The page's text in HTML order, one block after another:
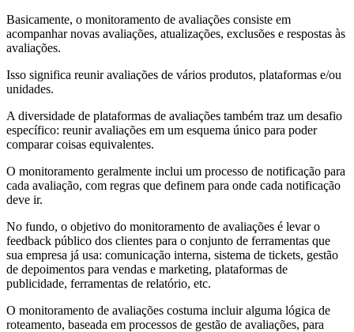
Basicamente, o monitoramento de avaliações consiste em
acompanhar novas avaliações, atualizações, exclusões e respostas às
avaliações.
Isso significa reunir avaliações de vários produtos, plataformas e/ou
unidades.
A diversidade de plataformas de avaliações também traz um desafio
específico: reunir avaliações em um esquema único para poder
comparar coisas equivalentes.
O monitoramento geralmente inclui um processo de notificação para
cada avaliação, com regras que definem para onde cada notificação
deve ir.
No fundo, o objetivo do monitoramento de avaliações é levar o
feedback público dos clientes para o conjunto de ferramentas que
sua empresa já usa: comunicação interna, sistema de tickets, gestão
de depoimentos para vendas e marketing, plataformas de
publicidade, ferramentas de relatório, etc.
O monitoramento de avaliações costuma incluir alguma lógica de
roteamento, baseada em processos de gestão de avaliações, para